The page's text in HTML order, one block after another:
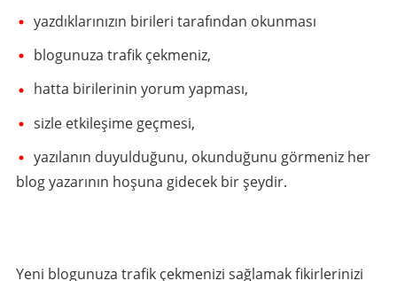
yazdıklarınızın birileri tarafından okunması
blogunuza trafik çekmeniz,
hatta birilerinin yorum yapması,
sizle etkileşime geçmesi,
yazılanın duyulduğunu, okunduğunu görmeniz her
blog yazarının hoşuna gidecek bir şeydir.
Yeni blogunuza trafik çekmenizi sağlamak fikirlerinizi